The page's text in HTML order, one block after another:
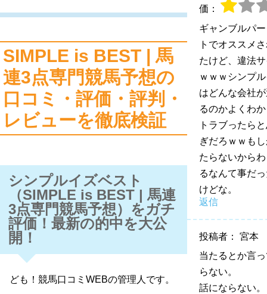
SIMPLE is BEST | 馬
連3点専門競馬予想の
口コミ・評価・評判・
レビューを徹底検証
シンプルイズベスト
（SIMPLE is BEST | 馬連
3点専門競馬予想）をガチ
評価！最新の的中を大公
開！
ども！競馬口コミWEBの管理人です。
価：
ギャンブルパ
トでオススメ
たけど、違法
ｗｗｗシンプ
はどんな会社
るのかよくわ
トラブったら
ぎだろｗｗも
たらないから
るなんて事だ
けどな。
返信
投稿者： 宮本
当たるとか言
らない。
話にならない。